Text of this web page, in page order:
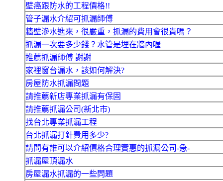
壁癌跟防水的工程價格!!
管子漏水介紹可抓漏師傅
牆壁滲水進來，很嚴重，抓漏的費用會很貴嗎？
抓漏一次要多少錢？水管是埋在牆內喔
推薦抓漏師傅 謝謝
家裡窗台漏水，該如何解決?
房屋防水抓漏問題
請推薦新店專業抓漏有保固
請推薦抓漏公司(新北市)
找台北專業抓漏工程
台北抓漏打針費用多少?
請問有誰可以介紹價格合理實惠的抓漏公司-急-
抓漏屋頂漏水
房屋漏水抓漏的一些問題